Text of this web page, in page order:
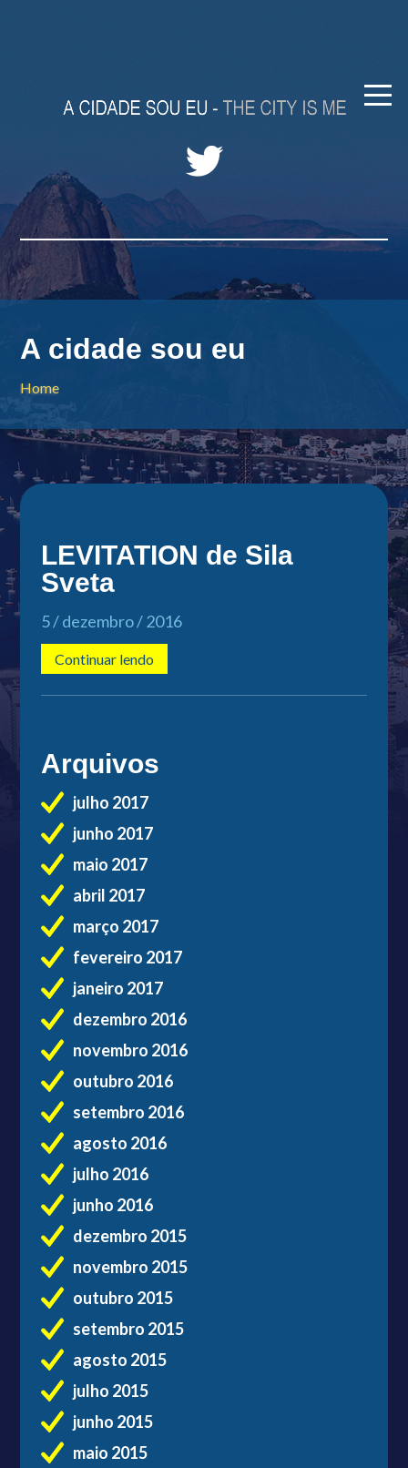
A cidade sou eu
Home
LEVITATION de Sila
Sveta
5 / dezembro / 2016
Continuar lendo
Arquivos
julho 2017
junho 2017
maio 2017
abril 2017
março 2017
fevereiro 2017
janeiro 2017
dezembro 2016
novembro 2016
outubro 2016
setembro 2016
agosto 2016
julho 2016
junho 2016
dezembro 2015
novembro 2015
outubro 2015
setembro 2015
agosto 2015
julho 2015
junho 2015
maio 2015